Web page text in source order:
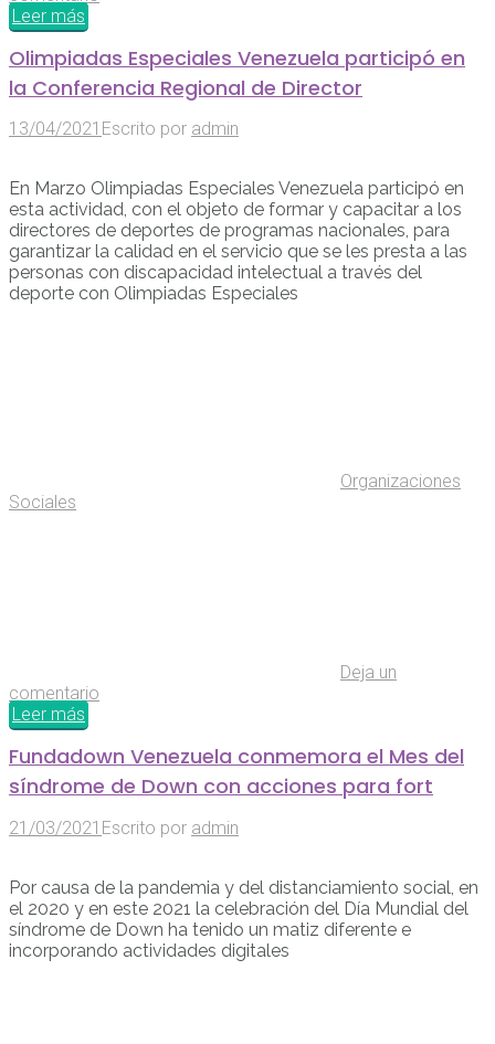
Leer más
Olimpiadas Especiales Venezuela participó en
la Conferencia Regional de Director
13/04/2021 Escrito por admin
En Marzo Olimpiadas Especiales Venezuela participó en
esta actividad, con el objeto de formar y capacitar a los
directores de deportes de programas nacionales, para
garantizar la calidad en el servicio que se les presta a las
personas con discapacidad intelectual a través del
deporte con Olimpiadas Especiales
Organizaciones
Sociales
Deja un
comentario
Leer más
Fundadown Venezuela conmemora el Mes del
síndrome de Down con acciones para fort
21/03/2021 Escrito por admin
Por causa de la pandemia y del distanciamiento social, en
el 2020 y en este 2021 la celebración del Día Mundial del
síndrome de Down ha tenido un matiz diferente e
incorporando actividades digitales